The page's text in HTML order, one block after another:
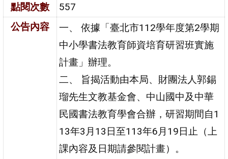
點閱次數
557
公告內容
一、 依據「臺北市112學年度第2學期
中小學書法教育師資培育研習班實施
計畫」辦理。
二、 旨揭活動由本局、財團法人郭錫
瑠先生文教基金會、中山國中及中華
民國書法教育學會合辦，研習期間自1
13年3月13日至113年6月19日止（上
課內容及日期請參閱計畫）。